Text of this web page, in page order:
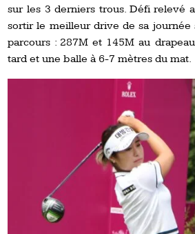
sur les 3 derniers trous. Défi relevé
sortir le meilleur drive de sa
parcours : 287M et 145M au
tard et une balle à 6-7 mètres du mat.